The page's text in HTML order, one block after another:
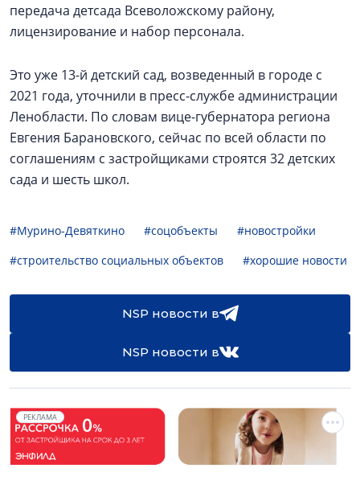
передача детсада Всеволожскому району,
лицензирование и набор персонала.
Это уже 13-й детский сад, возведенный в городе с
2021 года, уточнили в пресс-службе администрации
Ленобласти. По словам вице-губернатора региона
Евгения Барановского, сейчас по всей области по
соглашениям с застройщиками строятся 32 детских
сада и шесть школ.
#Мурино-Девяткино #соцобъекты
#новостройки
#строительство социальных объектов
#хорошие новости
NSP новости в
NSP новости в
РЕКЛАМА